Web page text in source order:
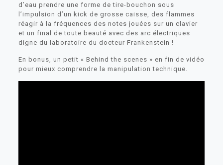
d’eau prendre une forme de tire-bouchon sous
l’impulsion d’un kick de grosse caisse, des flammes
réagir à la fréquences des notes jouées sur un clavier
et un final de toute beauté avec des arc électriques
digne du laboratoire du docteur Frankenstein !
En bonus, un petit « Behind the scenes » en fin de vidéo
pour mieux comprendre la manipulation technique.